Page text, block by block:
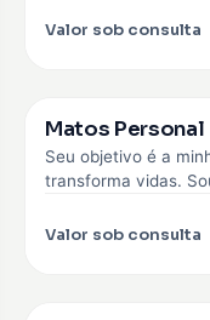
de…
Valor sob consulta
Matos Personal
Seu objetivo é a
transforma vidas.
Valor sob consulta